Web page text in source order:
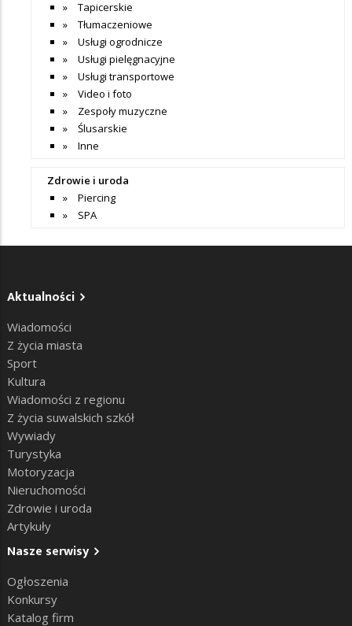
Tapicerskie
Tłumaczeniowe
Usługi ogrodnicze
Usługi pielęgnacyjne
Usługi transportowe
Video i foto
Zespoły muzyczne
Ślusarskie
Inne
Zdrowie i uroda
Piercing
SPA
Aktualności
Wiadomości
Z życia miasta
Sport
Kultura
Wiadomości z regionu
Z życia suwalskich szkół
Wywiady
Turystyka
Motoryzacja
Nieruchomości
Zdrowie i uroda
Artykuły
Nasze serwisy
Ogłoszenia
Konkursy
Katalog firm